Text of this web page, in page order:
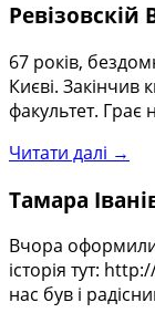
67 років,
Києві. Закінчив
факультет. Грає
Читати далі →
Тамара
Вчора оформили
історія тут:
нас був і